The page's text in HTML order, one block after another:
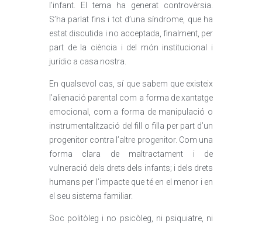
l’infant. El tema ha generat controvèrsia.
S’ha parlat fins i tot d’una síndrome, que ha
estat discutida i no acceptada, finalment, per
part de la ciència i del món institucional i
jurídic a casa nostra.
En qualsevol cas, sí que sabem que existeix
l’alienació parental com a forma de xantatge
emocional, com a forma de manipulació o
instrumentalització del fill o filla per part d’un
progenitor contra l’altre progenitor. Com una
forma clara de maltractament i de
vulneració dels drets dels infants; i dels drets
humans per l’impacte que té en el menor i en
el seu sistema familiar.
Soc politòleg i no psicòleg, ni psiquiatre, ni